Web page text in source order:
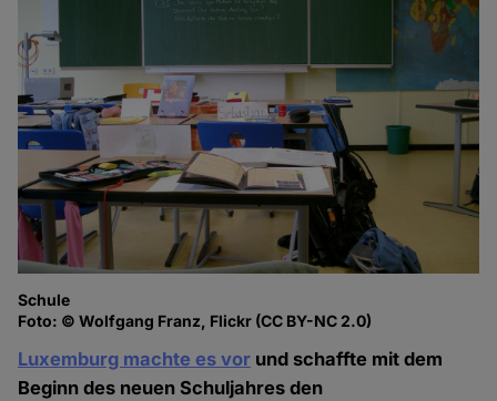
Schule
Foto: © Wolfgang Franz, Flickr (CC BY-NC 2.0)
Luxemburg machte es vor und schaffte mit dem
Beginn des neuen Schuljahres den